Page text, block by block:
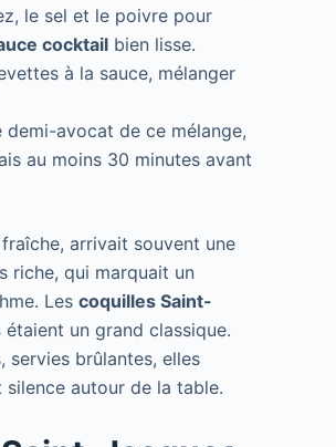
le sel et le poivre pour
cocktail bien lisse.
à la sauce, mélanger
demi-avocat de ce mélange,
au moins 30 minutes avant
arrivait souvent une
riche, qui marquait un
Les coquilles Saint-
étaient un grand classique.
servies brûlantes, elles
autour de la table.